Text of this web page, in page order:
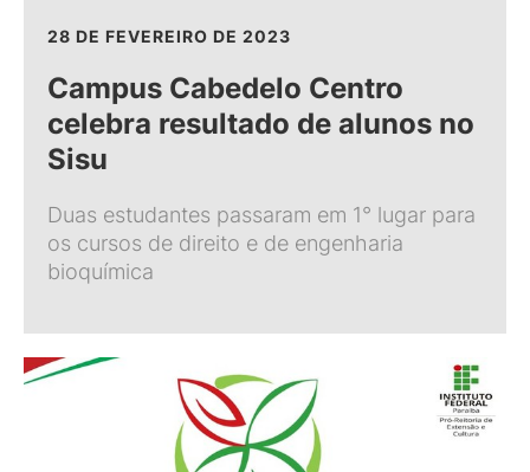
28 DE FEVEREIRO DE 2023
Campus Cabedelo Centro
celebra resultado de alunos no
Sisu
Duas estudantes passaram em 1° lugar para
os cursos de direito e de engenharia
bioquímica